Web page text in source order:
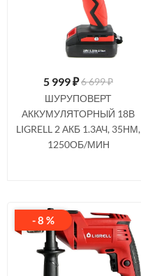
5 999₽6 699 ₽
ШУРУПОВЕРТ
АККУМУЛЯТОРНЫЙ 18В
LIGRELL 2 АКБ 1.3АЧ, 35НМ,
1250ОБ/МИН
- 8 %